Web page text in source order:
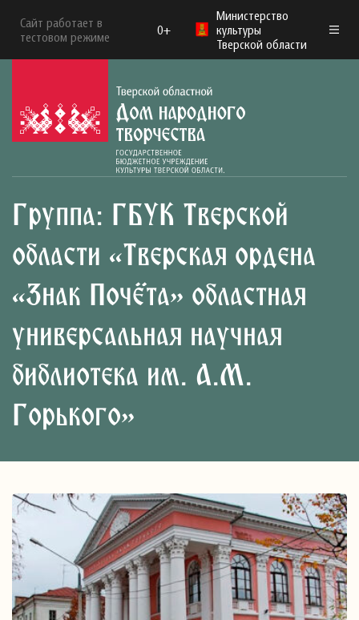
Сайт работает в
тестовом режиме
0+
Министерство
культуры
Тверской области
Группа: ГБУК Тверской
области «Тверская ордена
«Знак Почёта» областная
универсальная научная
библиотека им. А.М.
Горького»